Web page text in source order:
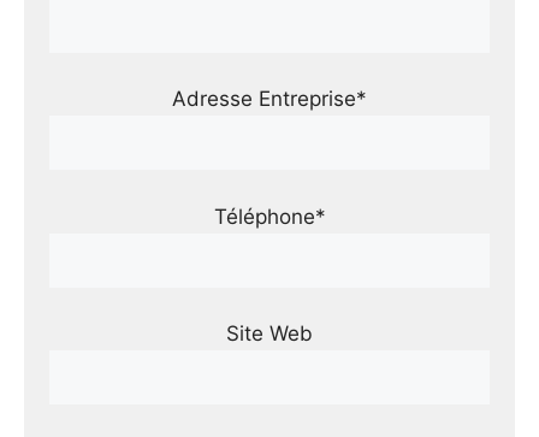
Adresse Entreprise*
Téléphone*
Site Web